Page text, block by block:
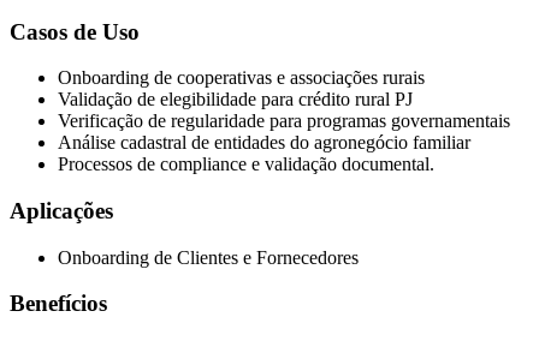
Casos de Uso
Onboarding de cooperativas e associações rurais
Validação de elegibilidade para crédito rural PJ
Verificação de regularidade para programas governamentais
Análise cadastral de entidades do agronegócio familiar
Processos de compliance e validação documental.
Aplicações
Onboarding de Clientes e Fornecedores
Benefícios